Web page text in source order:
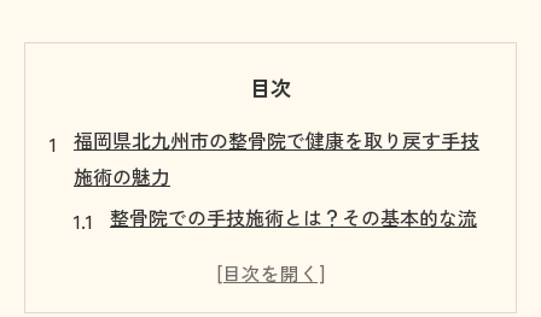
目次
福岡県北九州市の整骨院で健康を取り戻す手技
施術の魅力
整骨院での手技施術とは？その基本的な流
北九州市で評判の手技施術のポイント